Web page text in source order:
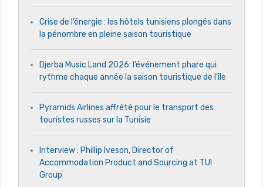
Crise de l’énergie : les hôtels tunisiens plongés dans
la pénombre en pleine saison touristique
Djerba Music Land 2026: l’événement phare qui
rythme chaque année la saison touristique de l’île
Pyramids Airlines affrété pour le transport des
touristes russes sur la Tunisie
Interview : Phillip Iveson, Director of
Accommodation Product and Sourcing at TUI
Group